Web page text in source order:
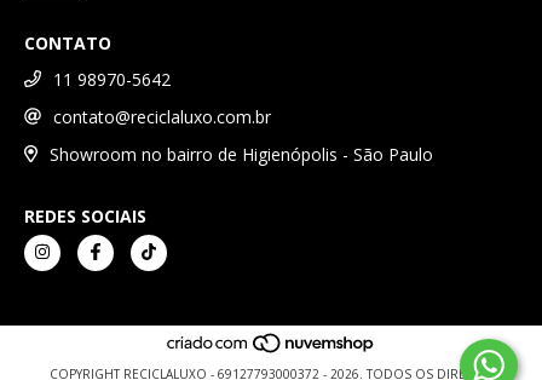
CONTATO
11 98970-5642
contato@reciclaluxo.com.br
Showroom no bairro de Higienópolis - São Paulo
REDES SOCIAIS
COPYRIGHT RECICLALUXO - 69127793000372 - 2026. TODOS OS DIREITOS